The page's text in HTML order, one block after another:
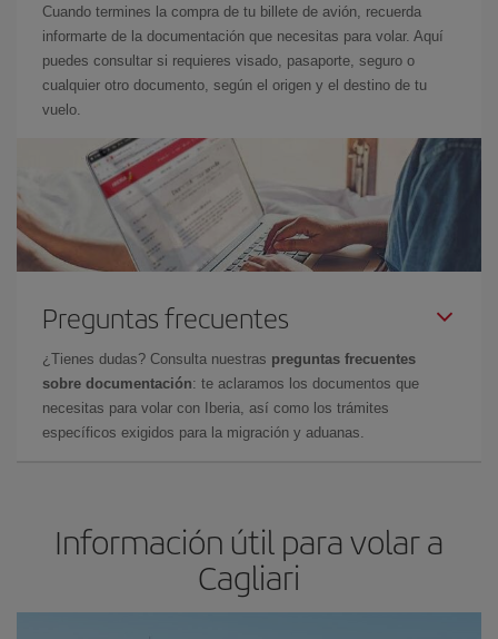
Cuando termines la compra de tu billete de avión, recuerda
informarte de la documentación que necesitas para volar. Aquí
puedes consultar si requieres visado, pasaporte, seguro o
cualquier otro documento, según el origen y el destino de tu
vuelo.
Preguntas frecuentes
¿Tienes dudas? Consulta nuestras preguntas frecuentes
sobre documentación: te aclaramos los documentos que
necesitas para volar con Iberia, así como los trámites
específicos exigidos para la migración y aduanas.
Información útil para volar a
Cagliari